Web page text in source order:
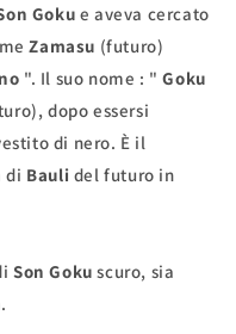
Goku e aveva cercato
Zamasu (futuro)
". Il suo nome : " Goku
dopo essersi
di nero. È il
di Bauli del futuro in
Son Goku scuro, sia